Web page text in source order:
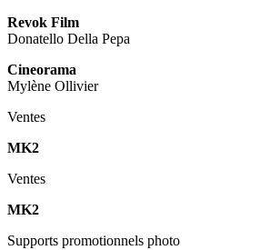
Revok Film
Donatello Della Pepa
Cineorama
Mylène Ollivier
Ventes
MK2
Ventes
MK2
Supports promotionnels photo